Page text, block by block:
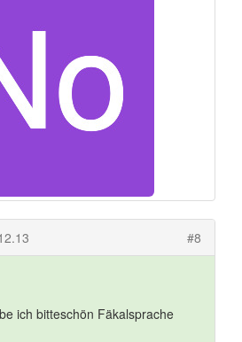
#8
ich bitteschön Fäkalsprache